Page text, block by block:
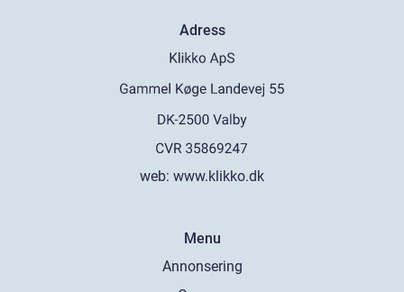
Adress
web: www.klikko.dk
Menu
Annonsering